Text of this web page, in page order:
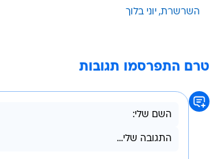
השרשרת יוני בלוך
טרם התפרסמו תגובות